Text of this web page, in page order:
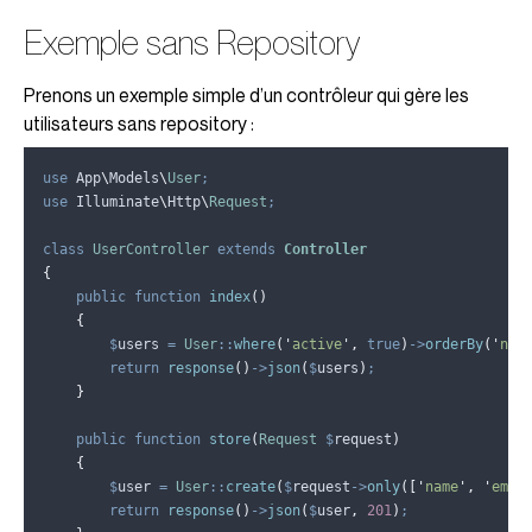
Exemple sans Repository
Prenons un exemple simple d’un contrôleur qui gère les
utilisateurs sans repository :
use App\Models\User;
use Illuminate\ Http\ Request ;
class UserController extends
Controller
{
public function index()
{
$users = User ::where( ' active ' , true) ->orderBy( ' name
return
response() ->json ( $users ) ;
}
public function store( Request $request )
{
$user = User :: create( $request ->only([ ' name ' , ' email
return
response() ->json ( $user, 201) ;